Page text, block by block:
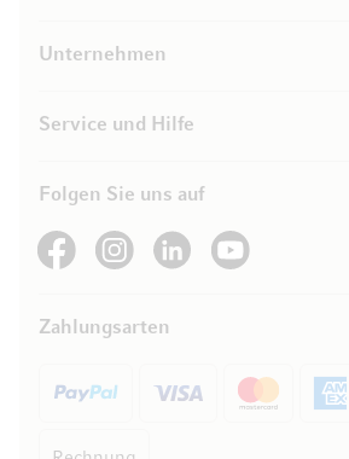
Unternehmen
Service und Hilfe
Folgen Sie uns auf
See our FacebookSee our Instagram account
See our LinkedInSee our YouTube channel
Zahlungsarten